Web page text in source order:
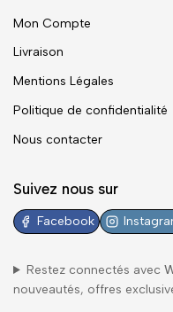
Mon Compte
Livraison
Mentions Légales
Politique de confidentialité
Nous contacter
Suivez nous sur
Facebook
Restez connectés avec
nouveautés, offres